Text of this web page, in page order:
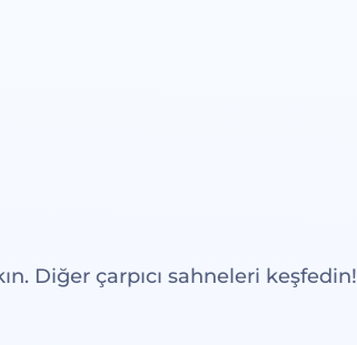
Diğer çarpıcı sahneleri keşfedin!